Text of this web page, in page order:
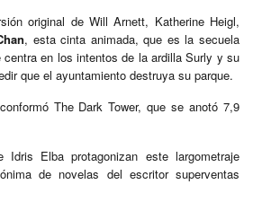
original de Will Arnett, Katherine Heigl,
, esta cinta animada, que es la secuela
en los intentos de la ardilla Surly y su
que el ayuntamiento destruya su parque.
The Dark Tower, que se anotó 7,9
Idris Elba protagonizan este largometraje
de novelas del escritor superventas